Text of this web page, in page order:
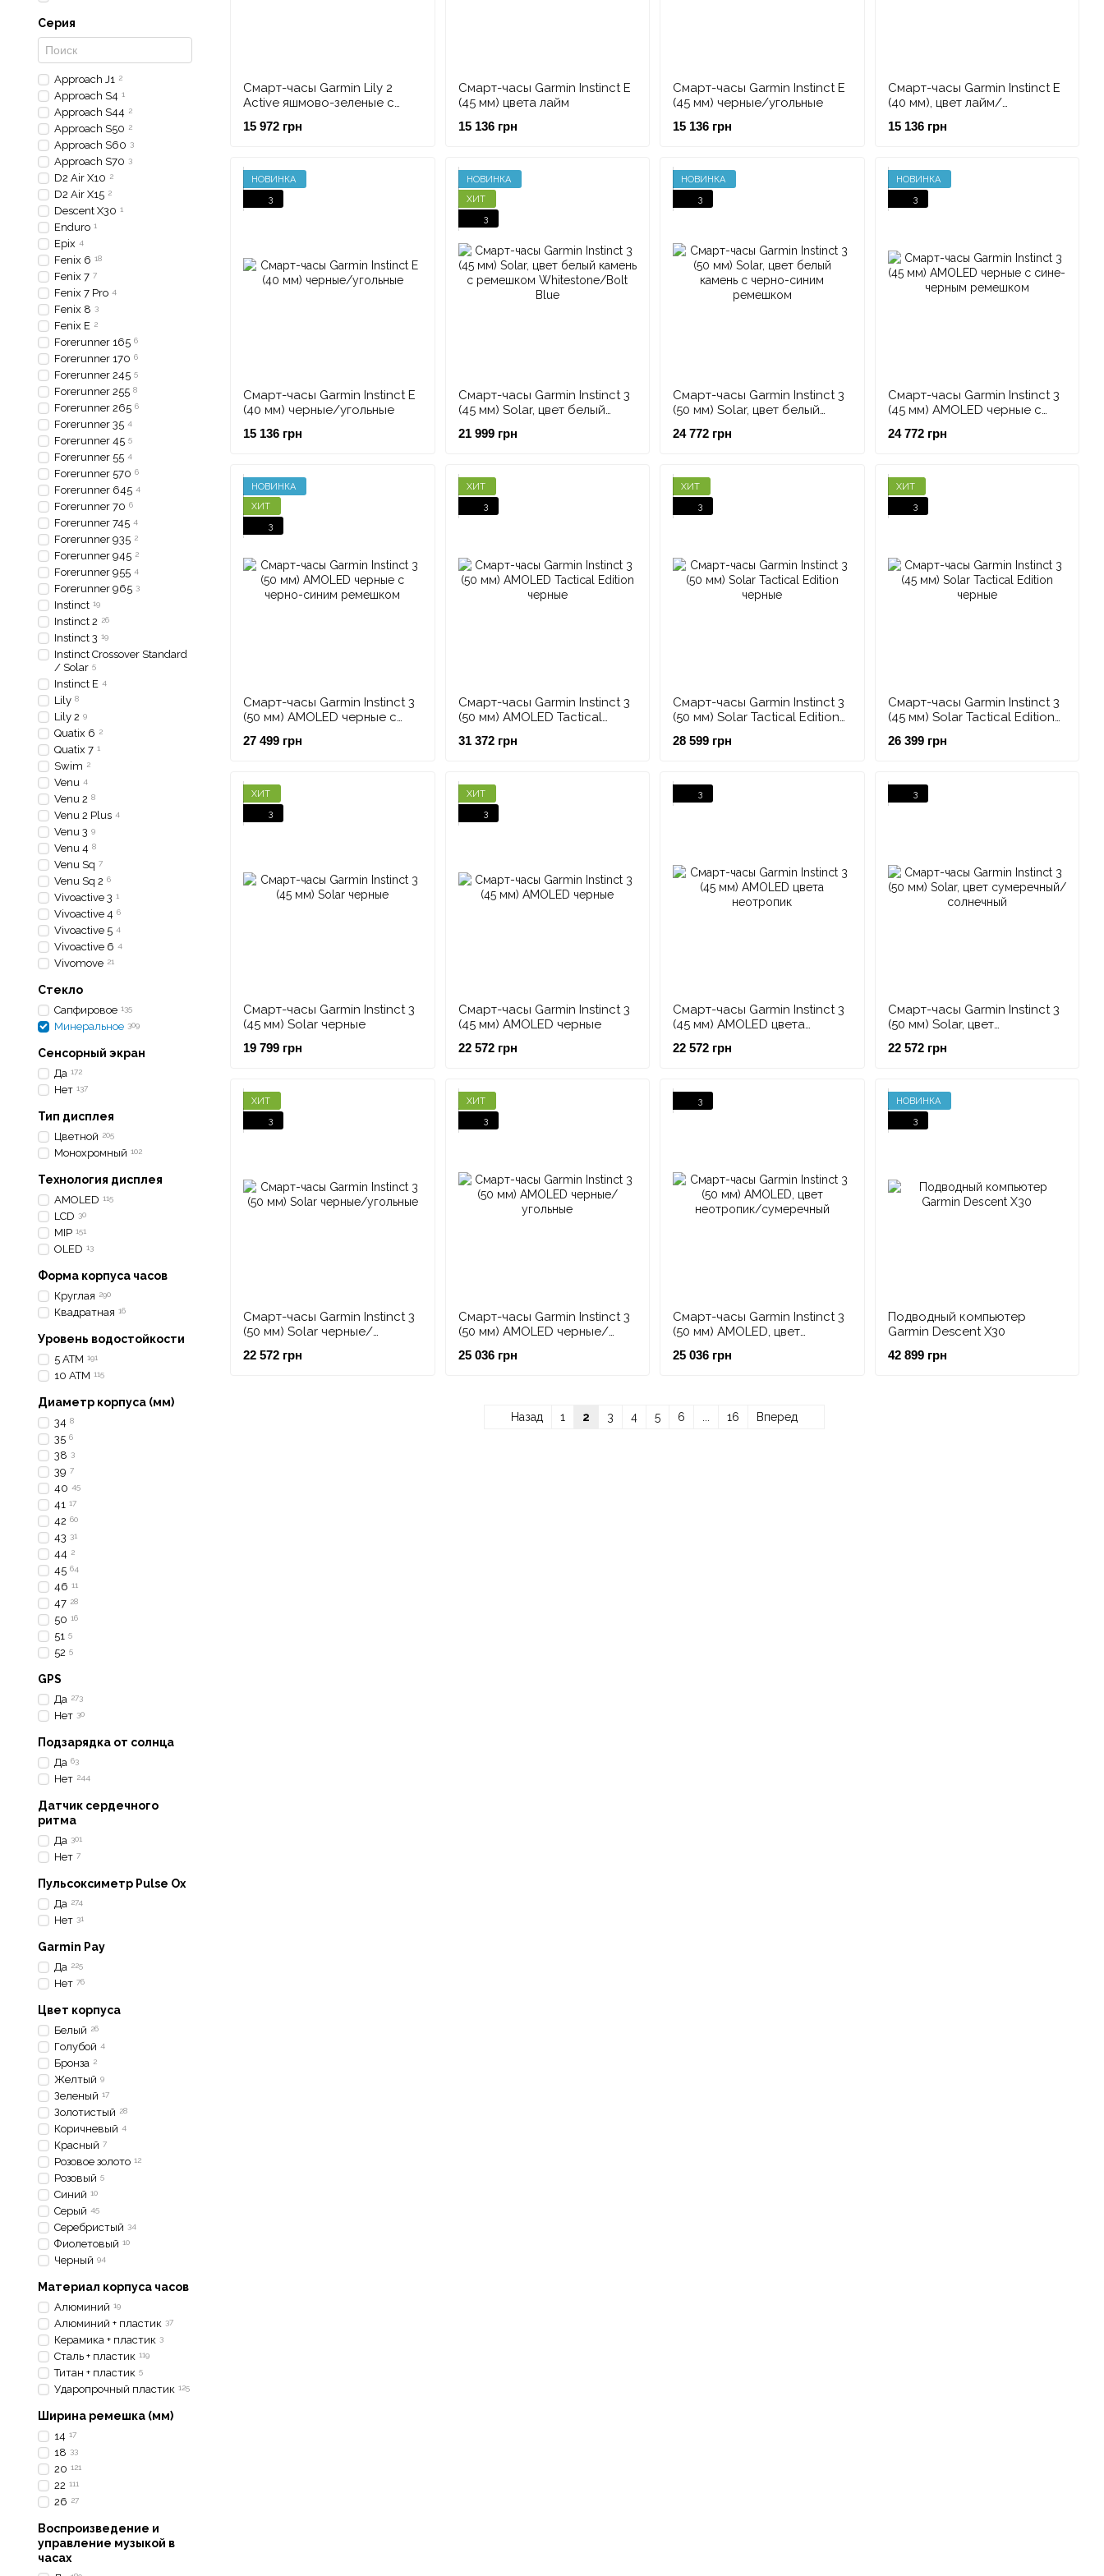
Смарт-часы Garmin Lily 2
Active яшмово-зеленые с
ремешком
15 972 грн
Смарт-часы Garmin Instinct E
(45 мм) цвета лайм
15 136 грн
Смарт-часы Garmin Instinct E
(45 мм) черные/угольные
15 136 грн
Смарт-часы Garmin Instinct E
(40 мм), цвет лайм/
15 136 грн
НОВИНКА
3
Смарт-часы Garmin Instinct E
(40 мм) черные/угольные
15 136 грн
НОВИНКА
ХИТ
3
Смарт-часы Garmin Instinct 3
(45 мм) Solar, цвет белый
Whitestone/Bolt Blue
21 999 грн
НОВИНКА
3
Смарт-часы Garmin Instinct 3
(50 мм) Solar, цвет белый
ремешком
24 772 грн
НОВИНКА
3
Смарт-часы Garmin Instinct 3
(45 мм) AMOLED черные с
24 772 грн
НОВИНКА
ХИТ
3
Смарт-часы Garmin Instinct 3
(50 мм) AMOLED черные с
27 499 грн
ХИТ
3
Смарт-часы Garmin Instinct 3
(50 мм) AMOLED Tactical
31 372 грн
ХИТ
3
Смарт-часы Garmin Instinct 3
(50 мм) Solar Tactical Edition
28 599 грн
ХИТ
3
Смарт-часы Garmin Instinct 3
(45 мм) Solar Tactical Edition
26 399 грн
ХИТ
3
Смарт-часы Garmin Instinct 3
(45 мм) Solar черные
19 799 грн
ХИТ
3
Смарт-часы Garmin Instinct 3
(45 мм) AMOLED черные
22 572 грн
3
Смарт-часы Garmin Instinct 3
(45 мм) AMOLED цвета
22 572 грн
3
Смарт-часы Garmin Instinct 3
(50 мм) Solar, цвет
22 572 грн
ХИТ
3
Смарт-часы Garmin Instinct 3
(50 мм) Solar черные/
22 572 грн
ХИТ
3
Смарт-часы Garmin Instinct 3
(50 мм) AMOLED черные/
25 036 грн
3
Смарт-часы Garmin Instinct 3
(50 мм) AMOLED, цвет
25 036 грн
НОВИНКА
3
Подводный компьютер
Garmin Descent X30
42 899 грн
Назад 1 2 3 4 5 6 16 Вперед
Серия
Approach J1 2
Approach S4 1
Approach S44 2
Approach S50 2
Approach S60 3
Approach S70 3
D2 Air X10 2
D2 Air X15 2
Descent X30 1
Enduro 1
Epix 4
Fenix 6 18
Fenix 7 7
Fenix 7 Pro 4
Fenix 8 3
Fenix E 2
Forerunner 165 6
Forerunner 170 6
Forerunner 245 5
Forerunner 255 8
Forerunner 265 6
Forerunner 35 4
Forerunner 45 5
Forerunner 55 4
Forerunner 570 6
Forerunner 645 4
Forerunner 70 6
Forerunner 745 4
Forerunner 935 2
Forerunner 945 2
Forerunner 955 4
Forerunner 965 3
Instinct 19
Instinct 2 26
Instinct 3 19
Instinct Crossover Standard
/ Solar 5
Instinct E 4
Lily 8
Lily 2 9
Quatix 6 2
Quatix 7 1
Swim 2
Venu 4
Venu 2 8
Venu 2 Plus 4
Venu 3 9
Venu 4 8
Venu Sq 7
Venu Sq 2 6
Vivoactive 3 1
Vivoactive 4 6
Vivoactive 5 4
Vivoactive 6 4
Vivomove 21
Стекло
Сапфировое 135
Минеральное 309
Сенсорный экран
Да 172
Нет 137
Тип дисплея
Цветной 205
Монохромный 102
Технология дисплея
AMOLED 115
LCD 30
MIP 151
OLED 13
Форма корпуса часов
Круглая 290
Квадратная 16
Уровень водостойкости
5 ATM 191
10 АТМ 115
Диаметр корпуса (мм)
34 8
35 6
38 3
39 7
40 45
41 17
42 60
43 31
44 2
45 64
46 11
47 28
50 16
51 5
52 5
GPS
Да 273
Нет 30
Подзарядка от солнца
Да 63
Нет 244
Датчик сердечного
ритма
Да 301
Нет 7
Пульсоксиметр Pulse Ox
Да 274
Нет 31
Garmin Pay
Да 225
Нет 76
Цвет корпуса
Белый 26
Голубой 4
Бронза 2
Желтый 9
Зеленый 17
Золотистый 28
Коричневый 4
Красный 7
Розовое золото 12
Розовый 5
Синий 10
Серый 45
Серебристый 34
Фиолетовый 10
Черный 94
Материал корпуса часов
Алюминий 19
Алюминий + пластик 37
Керамика + пластик 3
Сталь + пластик 119
Титан + пластик 5
Ударопрочный пластик 125
Ширина ремешка (мм)
14 17
18 33
20 121
22 111
26 27
Воспроизведение и
управление музыкой в
часах